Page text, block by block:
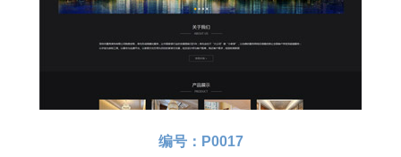
编号：P0017